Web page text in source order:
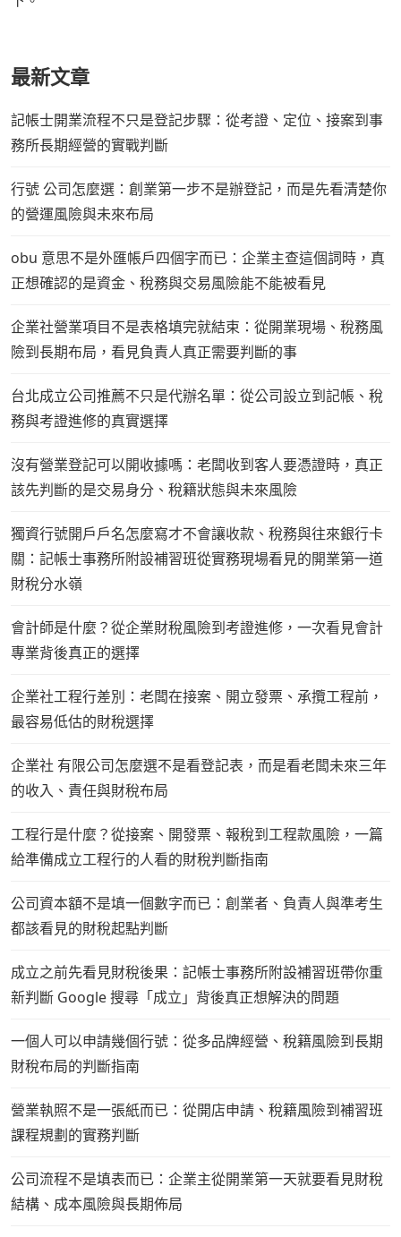
最新文章
記帳士開業流程不只是登記步驟：從考證、定位、接案到事
務所長期經營的實戰判斷
行號 公司怎麼選：創業第一步不是辦登記，而是先看清楚你
的營運風險與未來布局
obu 意思不是外匯帳戶四個字而已：企業主查這個詞時，真
正想確認的是資金、稅務與交易風險能不能被看見
企業社營業項目不是表格填完就結束：從開業現場、稅務風
險到長期布局，看見負責人真正需要判斷的事
台北成立公司推薦不只是代辦名單：從公司設立到記帳、稅
務與考證進修的真實選擇
沒有營業登記可以開收據嗎：老闆收到客人要憑證時，真正
該先判斷的是交易身分、稅籍狀態與未來風險
獨資行號開戶戶名怎麼寫才不會讓收款、稅務與往來銀行卡
關：記帳士事務所附設補習班從實務現場看見的開業第一道
財稅分水嶺
會計師是什麼？從企業財稅風險到考證進修，一次看見會計
專業背後真正的選擇
企業社工程行差別：老闆在接案、開立發票、承攬工程前，
最容易低估的財稅選擇
企業社 有限公司怎麼選不是看登記表，而是看老闆未來三年
的收入、責任與財稅布局
工程行是什麼？從接案、開發票、報稅到工程款風險，一篇
給準備成立工程行的人看的財稅判斷指南
公司資本額不是填一個數字而已：創業者、負責人與準考生
都該看見的財稅起點判斷
成立之前先看見財稅後果：記帳士事務所附設補習班帶你重
新判斷 Google 搜尋「成立」背後真正想解決的問題
一個人可以申請幾個行號：從多品牌經營、稅籍風險到長期
財稅布局的判斷指南
營業執照不是一張紙而已：從開店申請、稅籍風險到補習班
課程規劃的實務判斷
公司流程不是填表而已：企業主從開業第一天就要看見財稅
結構、成本風險與長期佈局